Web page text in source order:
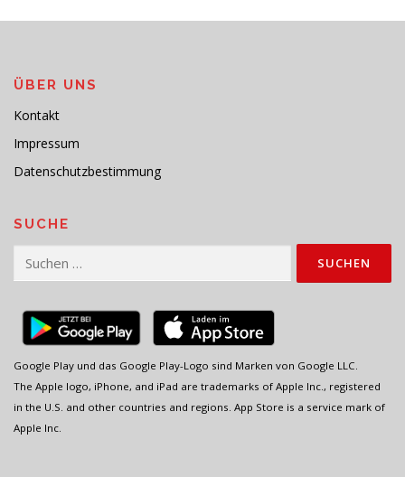
ÜBER UNS
Kontakt
Impressum
Datenschutzbestimmung
SUCHE
Google Play und das Google Play-Logo sind Marken von Google LLC.
The Apple logo, iPhone, and iPad are trademarks of Apple Inc., registered
in the U.S. and other countries and regions. App Store is a service mark of
Apple Inc.